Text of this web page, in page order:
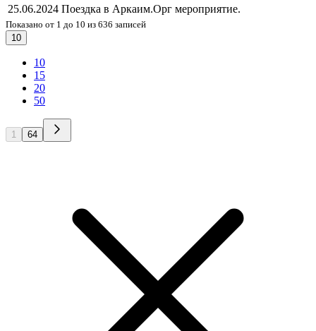
25.06.2024 Поездка в Аркаим.Орг мероприятие.
Показано от 1 до 10 из 636 записей
10
10
15
20
50
1 64